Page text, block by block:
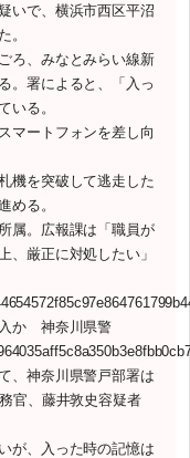
いで、横浜市西区平沼
。
ろ、みなとみらい線新
。署によると、「入っ
いる。
マートフォンを差し向
機を突破して逃走した
める。
属。広報課は「職員が
、厳正に対処したい」
か 神奈川県警
、神奈川県警戸部署は
官、藤井敦史容疑者
が、入った時の記憶は